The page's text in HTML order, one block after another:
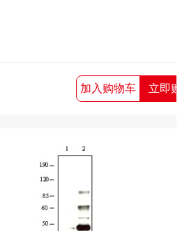
加入购物车 立即